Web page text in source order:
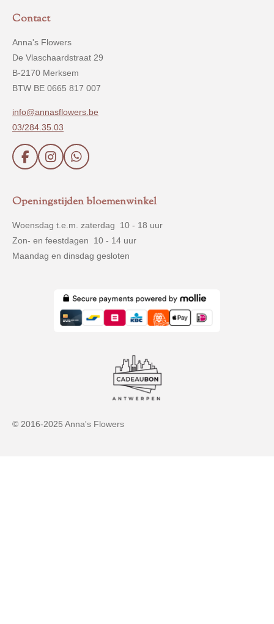
Contact
Anna's Flowers
De Vlaschaardstraat 29
B-2170 Merksem
BTW BE 0665 817 007
info@annasflowers.be
03/284.35.03
F
a
b
o
k
I
n
a
r
a
m
W
h
s
p
p
Openingstijden bloemenwinkel
Woensdag t.e.m. zaterdag 10 - 18 uur
Zon- en feestdagen 10 - 14 uur
Maandag en dinsdag gesloten
© 2016-2025 Anna's Flowers